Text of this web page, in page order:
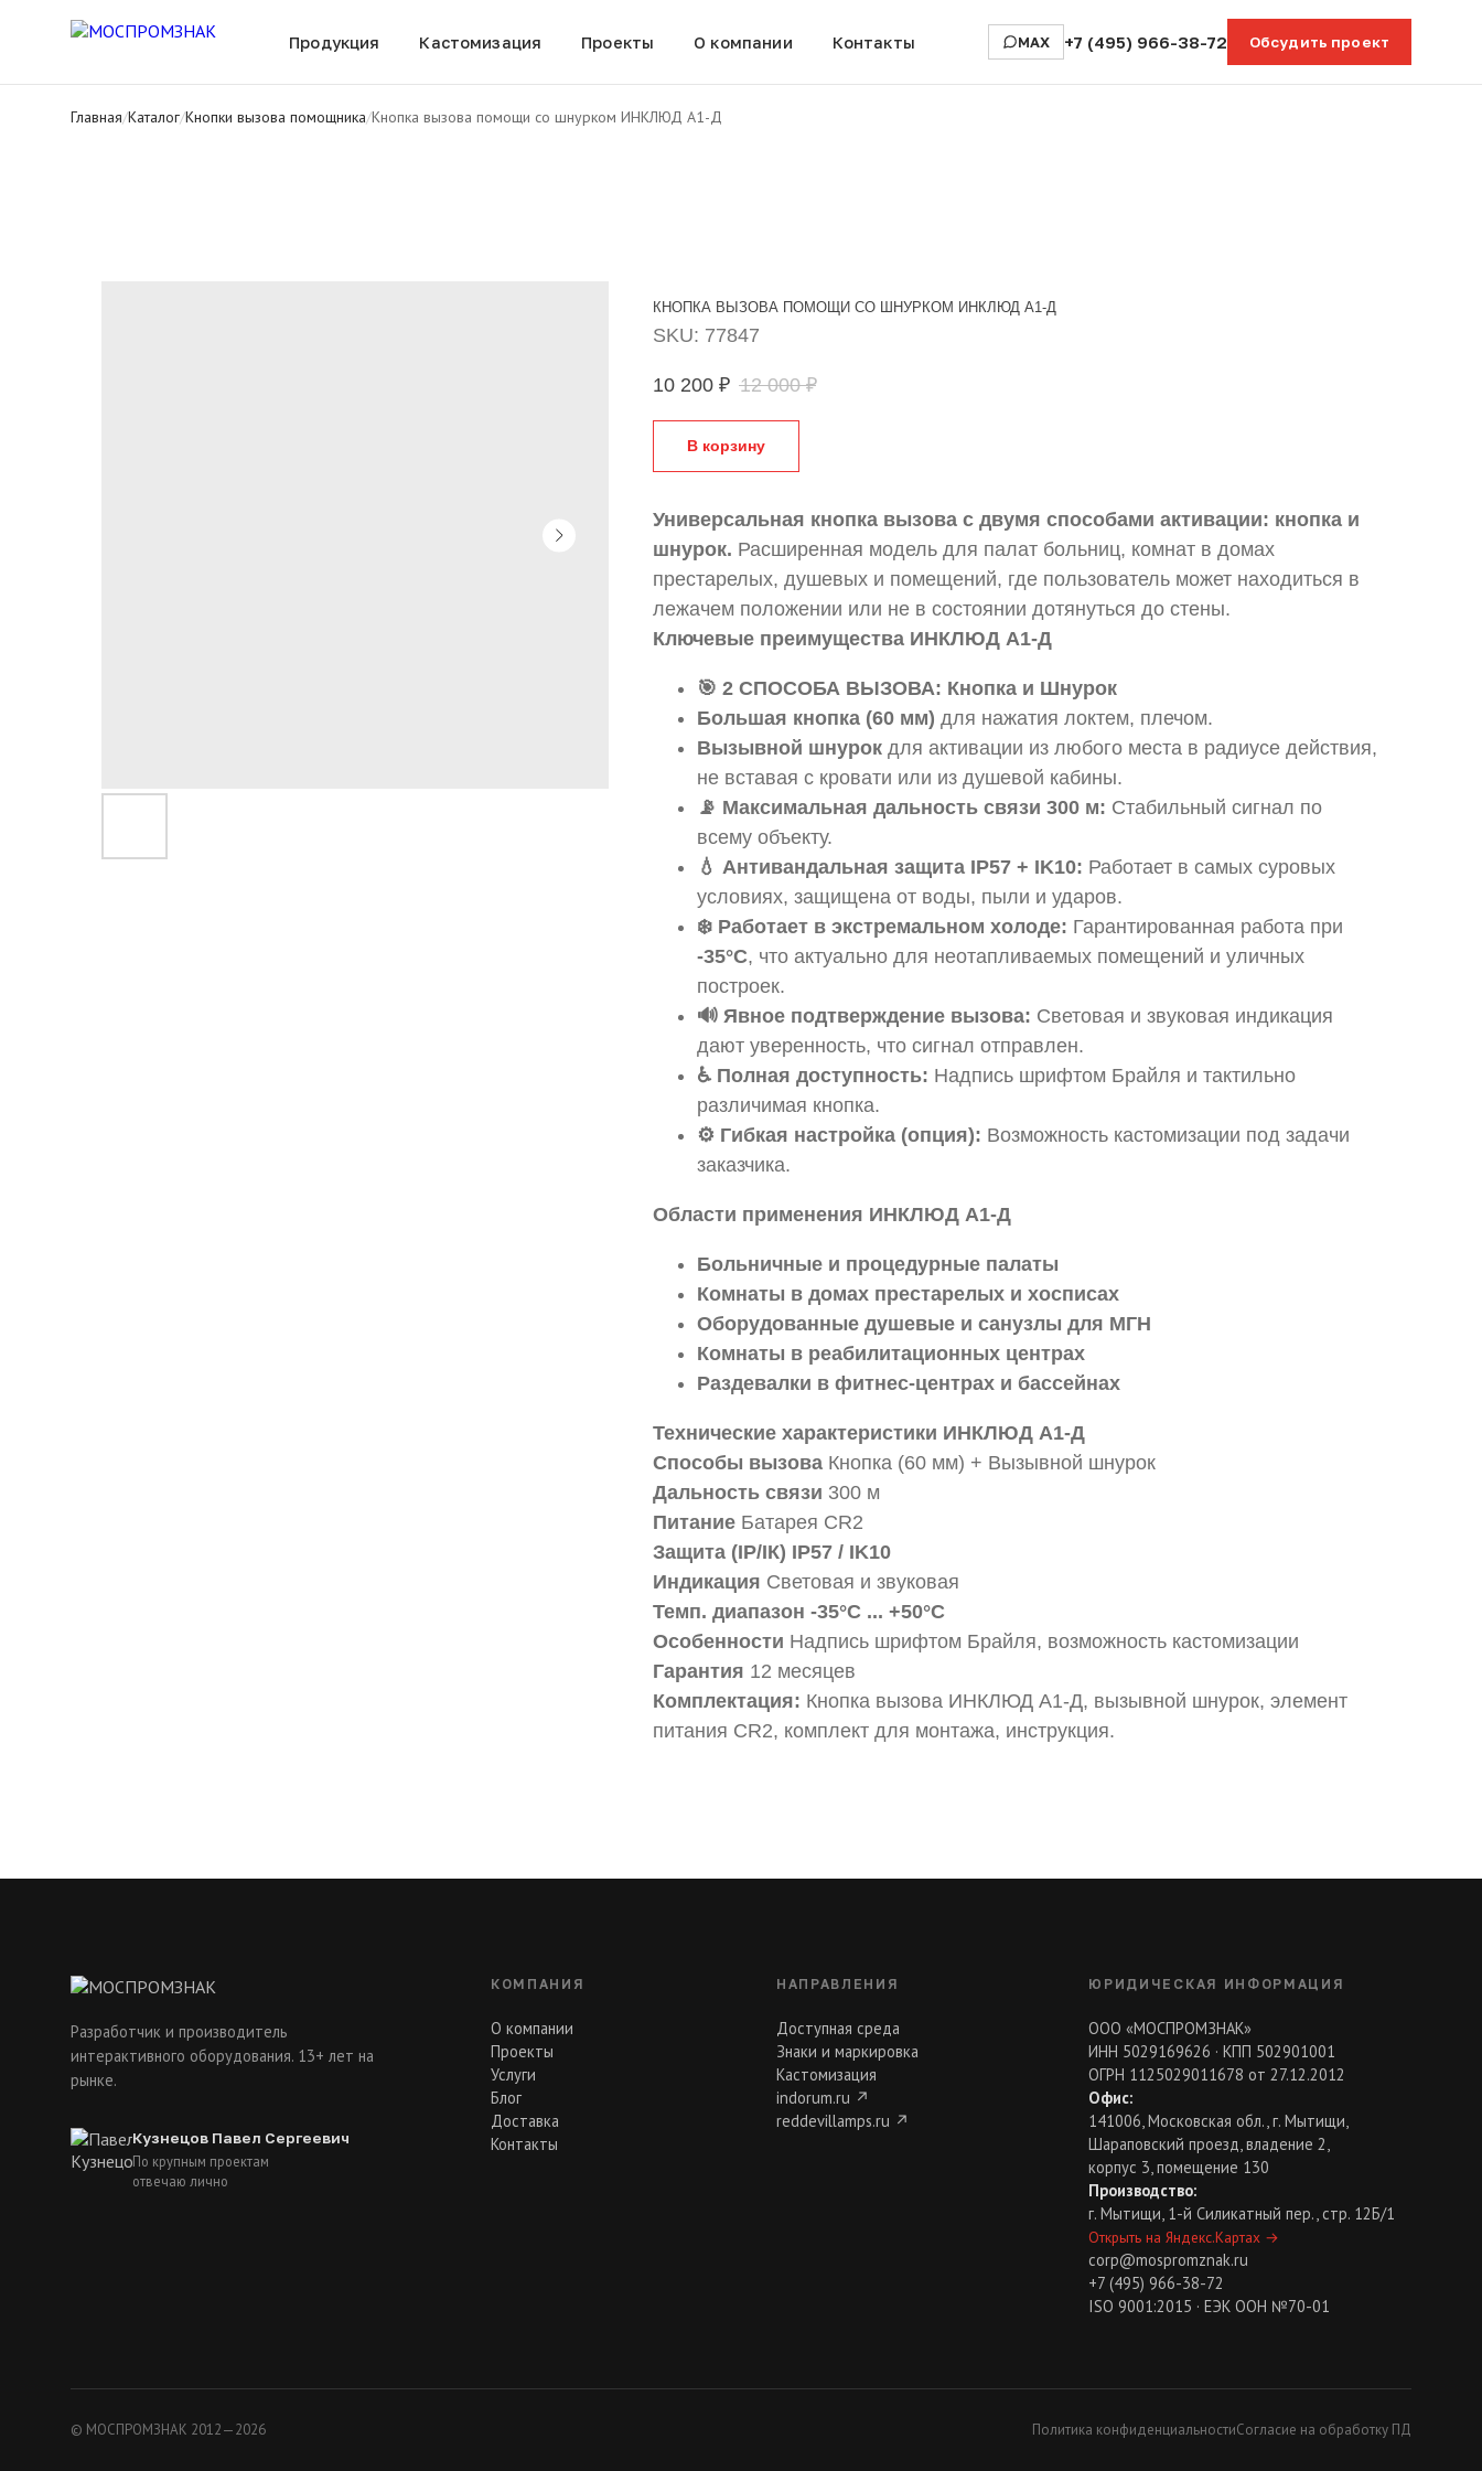
Продукция Кастомизация Проекты О компании Контакты MAX +7 (495) 966-38-72 Обсудить проект
Главная/Каталог/Кнопки вызова помощника/Кнопка вызова помощи со шнурком ИНКЛЮД А1-Д
Все товары
КНОПКА ВЫЗОВА ПОМОЩИ СО ШНУРКОМ ИНКЛЮД А1-Д
SKU: 77847
10 200 ₽ 12 000 ₽
В корзину
Универсальная кнопка вызова с двумя способами активации: кнопка и
шнурок. Расширенная модель для палат больниц, комнат в домах
престарелых, душевых и помещений, где пользователь может находиться в
лежачем положении или не в состоянии дотянуться до стены.
Ключевые преимущества ИНКЛЮД А1-Д
🎯 2 СПОСОБА ВЫЗОВА: Кнопка и Шнурок
Большая кнопка (60 мм) для нажатия локтем, плечом.
Вызывной шнурок для активации из любого места в радиусе действия,
не вставая с кровати или из душевой кабины.
📡 Максимальная дальность связи 300 м: Стабильный сигнал по
всему объекту.
💧 Антивандальная защита IP57 + IK10: Работает в самых суровых
условиях, защищена от воды, пыли и ударов.
❄️ Работает в экстремальном холоде: Гарантированная работа при
-35°C, что актуально для неотапливаемых помещений и уличных
построек.
🔊 Явное подтверждение вызова: Световая и звуковая индикация
дают уверенность, что сигнал отправлен.
♿ Полная доступность: Надпись шрифтом Брайля и тактильно
различимая кнопка.
⚙️ Гибкая настройка (опция): Возможность кастомизации под задачи
заказчика.
Области применения ИНКЛЮД А1-Д
Больничные и процедурные палаты
Комнаты в домах престарелых и хосписах
Оборудованные душевые и санузлы для МГН
Комнаты в реабилитационных центрах
Раздевалки в фитнес-центрах и бассейнах
Технические характеристики ИНКЛЮД А1-Д
Способы вызова Кнопка (60 мм) + Вызывной шнурок
Дальность связи 300 м
Питание Батарея CR2
Защита (IP/IК) IP57 / IK10
Индикация Световая и звуковая
Темп. диапазон -35°C ... +50°C
Особенности Надпись шрифтом Брайля, возможность кастомизации
Гарантия 12 месяцев
Комплектация: Кнопка вызова ИНКЛЮД А1-Д, вызывной шнурок, элемент
питания CR2, комплект для монтажа, инструкция.
Разработчик и производитель
интерактивного оборудования. 13+ лет на
рынке.
Кузнецов Павел Сергеевич
По крупным проектам
отвечаю лично
КОМПАНИЯ
О компании
Проекты
Услуги
Блог
Доставка
Контакты
НАПРАВЛЕНИЯ
Доступная среда
Знаки и маркировка
Кастомизация
indorum.ru ↗
reddevillamps.ru ↗
ЮРИДИЧЕСКАЯ ИНФОРМАЦИЯ
ООО «МОСПРОМЗНАК»
ИНН 5029169626 · КПП 502901001
ОГРН 1125029011678 от 27.12.2012
Офис:
141006, Московская обл., г. Мытищи,
Шараповский проезд, владение 2,
корпус 3, помещение 130
Производство:
г. Мытищи, 1-й Силикатный пер., стр. 12Б/1
Открыть на Яндекс.Картах →
corp@mospromznak.ru
+7 (495) 966-38-72
ISO 9001:2015 · ЕЭК ООН №70-01
© МОСПРОМЗНАК 2012—2026 Политика конфиденциальностиСогласие на обработку ПД